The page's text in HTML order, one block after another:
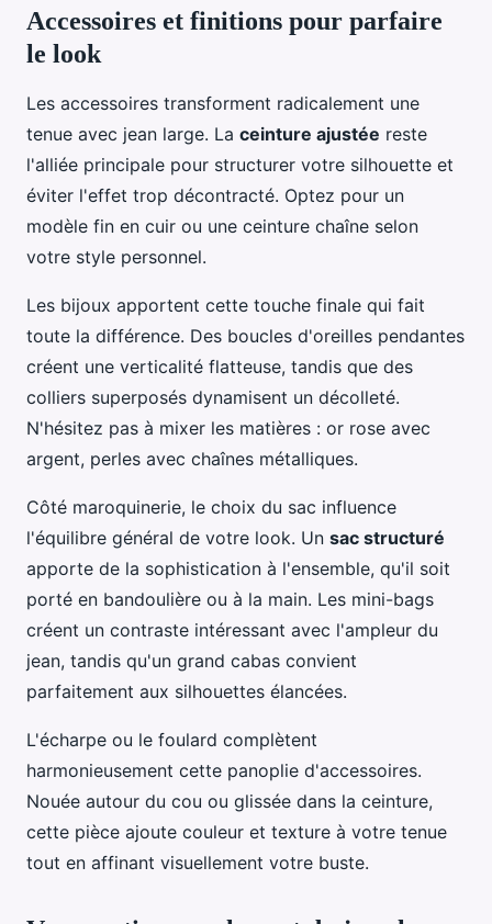
Accessoires et finitions pour parfaire
le look
Les accessoires transforment radicalement une
tenue avec jean large. La ceinture ajustée reste
l'alliée principale pour structurer votre silhouette et
éviter l'effet trop décontracté. Optez pour un
modèle fin en cuir ou une ceinture chaîne selon
votre style personnel.
Les bijoux apportent cette touche finale qui fait
toute la différence. Des boucles d'oreilles pendantes
créent une verticalité flatteuse, tandis que des
colliers superposés dynamisent un décolleté.
N'hésitez pas à mixer les matières : or rose avec
argent, perles avec chaînes métalliques.
Côté maroquinerie, le choix du sac influence
l'équilibre général de votre look. Un sac structuré
apporte de la sophistication à l'ensemble, qu'il soit
porté en bandoulière ou à la main. Les mini-bags
créent un contraste intéressant avec l'ampleur du
jean, tandis qu'un grand cabas convient
parfaitement aux silhouettes élancées.
L'écharpe ou le foulard complètent
harmonieusement cette panoplie d'accessoires.
Nouée autour du cou ou glissée dans la ceinture,
cette pièce ajoute couleur et texture à votre tenue
tout en affinant visuellement votre buste.